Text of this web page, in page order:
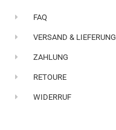
FAQ
VERSAND & LIEFERUNG
ZAHLUNG
RETOURE
WIDERRUF